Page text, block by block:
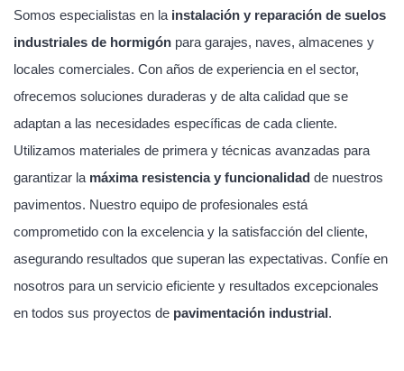
Somos especialistas en la instalación y reparación de suelos
industriales de hormigón para garajes, naves, almacenes y
locales comerciales. Con años de experiencia en el sector,
ofrecemos soluciones duraderas y de alta calidad que se
adaptan a las necesidades específicas de cada cliente.
Utilizamos materiales de primera y técnicas avanzadas para
garantizar la máxima resistencia y funcionalidad de nuestros
pavimentos. Nuestro equipo de profesionales está
comprometido con la excelencia y la satisfacción del cliente,
asegurando resultados que superan las expectativas. Confíe en
nosotros para un servicio eficiente y resultados excepcionales
en todos sus proyectos de pavimentación industrial.